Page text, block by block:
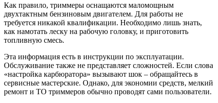
Как правило, триммеры оснащаются маломощным
двухтактным бензиновым двигателем. Для работы не
требуется никакой квалификации. Необходимо лишь знать,
как намотать леску на рабочую головку, и приготовить
топливную смесь.
Эта информация есть в инструкции по эксплуатации.
Обслуживание также не представляет сложностей. Если слова
«настройка карбюратора» вызывают шок – обращайтесь в
сервисные мастерские. Однако, для экономии средств, мелкий
ремонт и ТО триммеров обычно проводят сами пользователи.